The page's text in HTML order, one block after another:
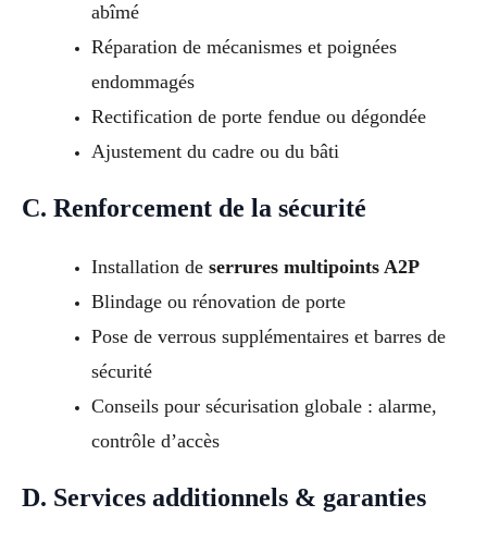
abîmé
Réparation de mécanismes et poignées
endommagés
Rectification de porte fendue ou dégondée
Ajustement du cadre ou du bâti
C. Renforcement de la sécurité
Installation de serrures multipoints A2P
Blindage ou rénovation de porte
Pose de verrous supplémentaires et barres de
sécurité
Conseils pour sécurisation globale : alarme,
contrôle d’accès
D. Services additionnels & garanties